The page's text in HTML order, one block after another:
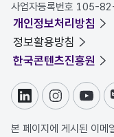
사업자등록번호 105-
개인정보처리방침
정보활용방침
한국콘텐츠진흥원
링크드인인스타그램
유튜
본 페이지에 게시된 이메